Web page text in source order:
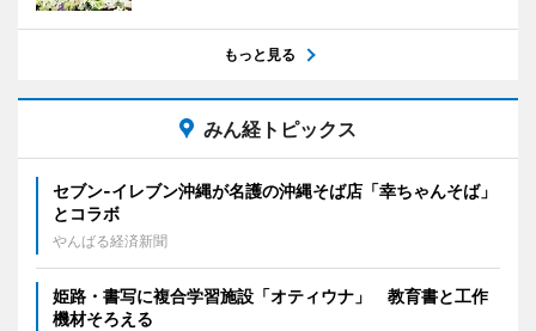
もっと見る
みん経トピックス
セブン‐イレブン沖縄が名護の沖縄そば店「幸ちゃんそば」
とコラボ
やんばる経済新聞
姫路・書写に複合学習施設「オティウナ」 教育書と工作
機材そろえる